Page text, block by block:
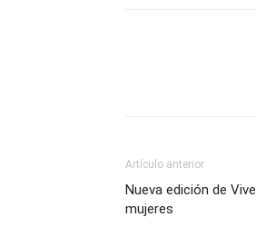
Artículo anterior
Nueva edición de
mujeres